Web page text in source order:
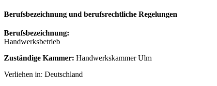
Berufsbezeichnung und berufsrechtliche Regelungen
Berufsbezeichnung:
Handwerksbetrieb
Zuständige Kammer: Handwerkskammer Ulm
Verliehen in: Deutschland